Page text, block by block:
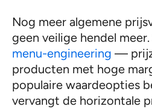
Nog meer algemene
geen veilige hendel
menu-engineering —
producten met hoge
populaire waardeopties
vervangt de horizontale